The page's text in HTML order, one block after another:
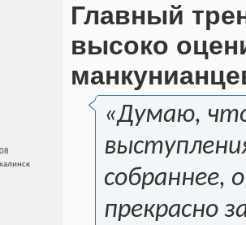
Главный
высоко
«Думаю,
собраннее,
прекрасно